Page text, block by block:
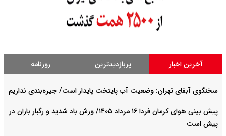
آخرین اخبار پربازدیدترین روزنامه
سخنگوی آبفای تهران: وضعیت آب پایتخت پایدار است/ جیره‌بندی نداریم
پیش بینی هوای کرمان فردا ۱۶ مرداد ۱۴۰۵/ وزش باد شدید و رگبار باران در
پیش است